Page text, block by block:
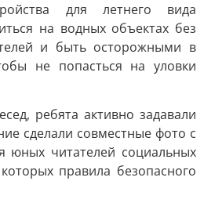
для летнего вида
на водных объектах без
и быть осторожными в
не попасться на уловки
ребята активно задавали
сделали совместные фото с
юных читателей социальных
правила безопасного